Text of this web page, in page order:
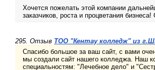
Хочется пожелать этой компании
заказчиков, роста и процветания
295. Отзыв ТОО "Кентау колледж" из
Спасибо большое за ваш сайт, с вами
мы создали сайт нашего колледжа. Наш
специальностям: "Лечебное дело" и